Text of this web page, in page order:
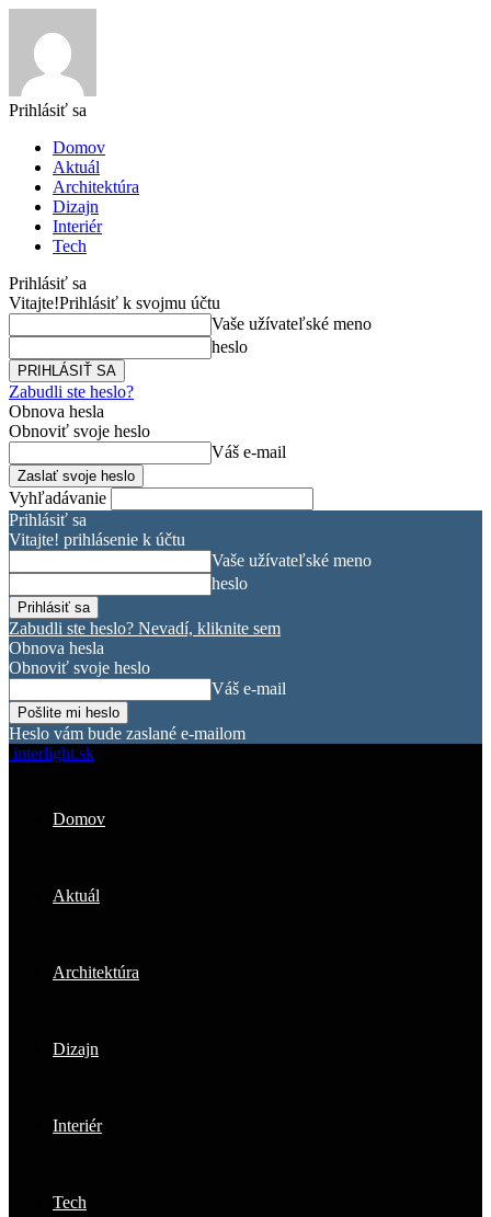
Prihlásiť sa
Domov
Aktuál
Architektúra
Dizajn
Interiér
Tech
Prihlásiť sa
Vitajte!Prihlásiť k svojmu účtu
Vaše užívateľské meno
heslo
Zabudli ste heslo?
Obnova hesla
Obnoviť svoje heslo
Váš e-mail
Vyhľadávanie
Prihlásiť sa
Vitajte! prihlásenie k účtu
Vaše užívateľské meno
heslo
Zabudli ste heslo? Nevadí, kliknite sem
Obnova hesla
Obnoviť svoje heslo
Váš e-mail
Heslo vám bude zaslané e-mailom
interlight.sk
Domov
Aktuál
Architektúra
Dizajn
Interiér
Tech